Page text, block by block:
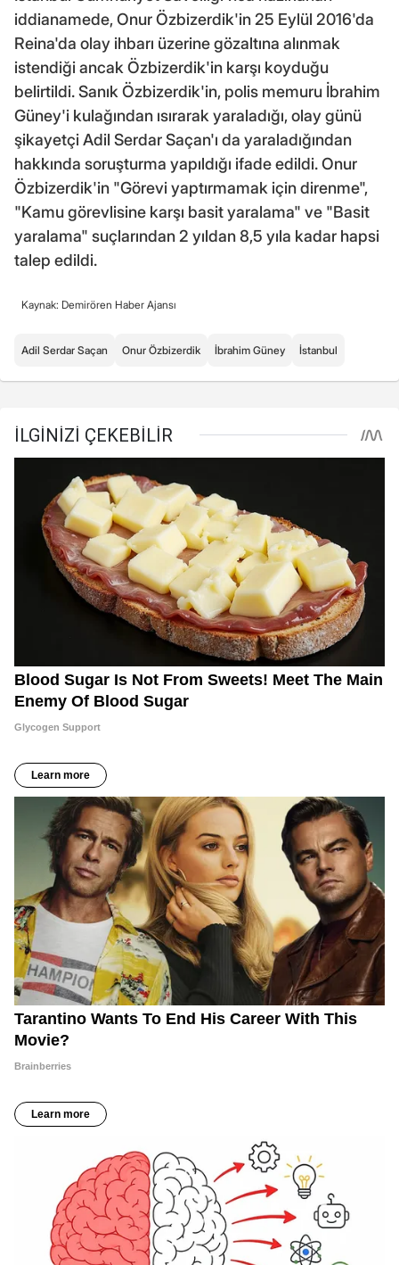
iddianamede, Onur Özbizerdik'in 25 Eylül 2016'da
Reina'da olay ihbarı üzerine gözaltına alınmak
istendiği ancak Özbizerdik'in karşı koyduğu
belirtildi. Sanık Özbizerdik'in, polis memuru İbrahim
Güney'i kulağından ısırarak yaraladığı, olay günü
şikayetçi Adil Serdar Saçan'ı da yaraladığından
hakkında soruşturma yapıldığı ifade edildi. Onur
Özbizerdik'in "Görevi yaptırmamak için direnme",
"Kamu görevlisine karşı basit yaralama" ve "Basit
yaralama" suçlarından 2 yıldan 8,5 yıla kadar hapsi
talep edildi.
Kaynak: Demirören Haber Ajansı
Adil Serdar Saçan Onur Özbizerdik İbrahim Güney İstanbul